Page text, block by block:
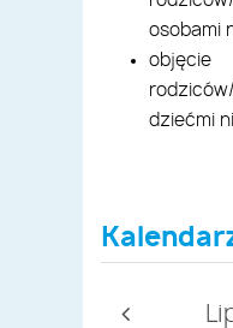
osobami
dziećmi